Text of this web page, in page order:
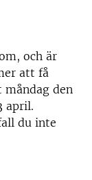
och är
att få
den
april.
du inte